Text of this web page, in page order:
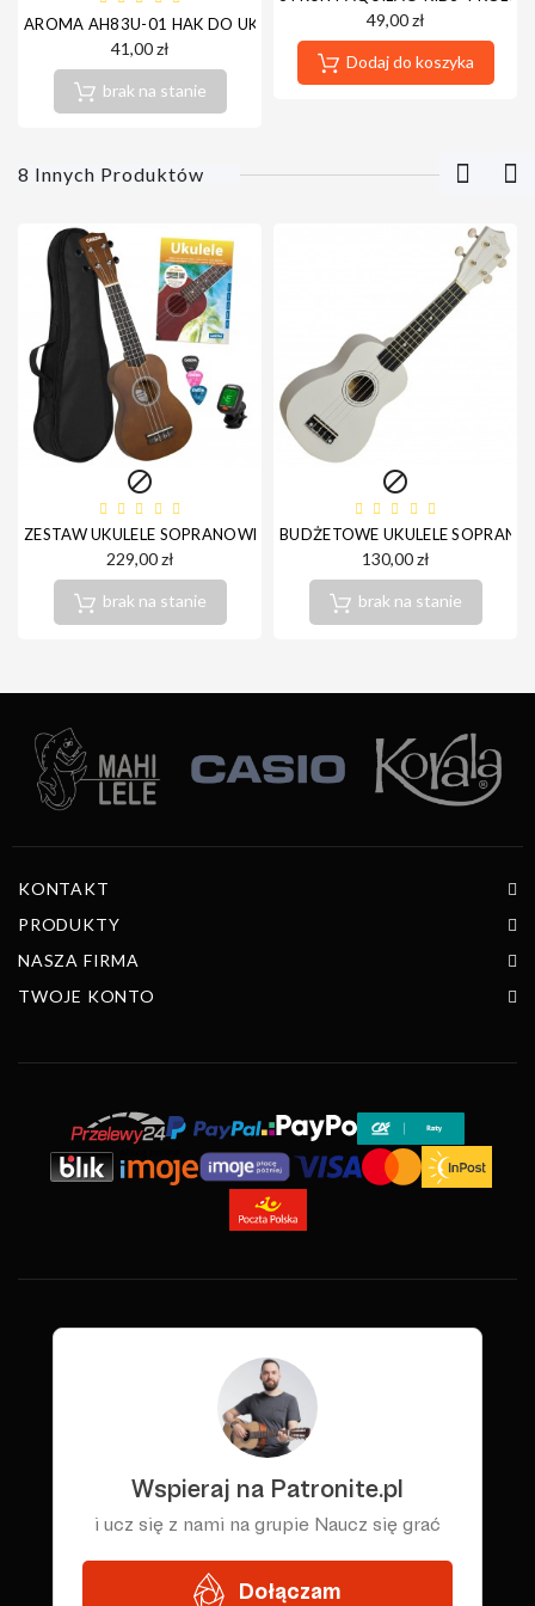
AROMA AH83U-01 HAK DO UKULELE
41,00 zł
brak na stanie
49,00 zł
Dodaj do koszyka
8 Innych Produktów

ZESTAW UKULELE SOPRANOWE LIPOWE - CASCHA HH3956
229,00 zł
brak na stanie

BUDŻETOWE UKULELE
130,00 zł
brak na stanie
KONTAKT
PRODUKTY
NASZA FIRMA
TWOJE KONTO